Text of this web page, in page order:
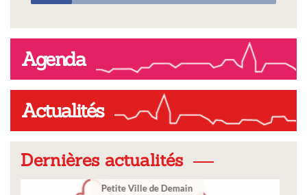
Agenda
Actualités
Dernières actualités
Ville